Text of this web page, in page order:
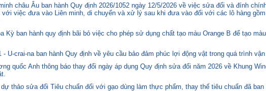
châu Âu ban hành Quy định 2026/1052 ngày 12/5/2026 về việc sửa đổi và đính
với việc đưa vào Liên minh, di chuyển và xử lý sau khi đưa vào đối với các lô hàng
Kỳ ban hành quy định bãi bỏ việc cho phép sử dụng chất tạo màu Orange B để tạo
- U-crai-na ban hành Quy định về yêu cầu bảo đảm phúc lợi động vật trong quá trình
quốc Anh thông báo thay đổi ngày áp dụng Quy định sửa đổi năm 2026 về Khung
thảo sửa đổi Tiêu chuẩn đối với gạo dùng làm thực phẩm, thay thế tiêu chuẩn đã ban